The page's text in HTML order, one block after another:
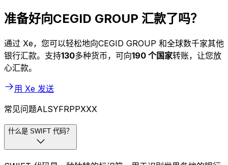
准备好向CEGID GROUP 汇款了吗？
通过 Xe，您可以轻松地向CEGID GROUP 和全球数千家其他
银行汇款。支持130多种货币，可向190 个国家转账，让您放
心汇款。
用 Xe 发送
常见问题ALSYFRPPXXX
什么是 SWIFT 代码？